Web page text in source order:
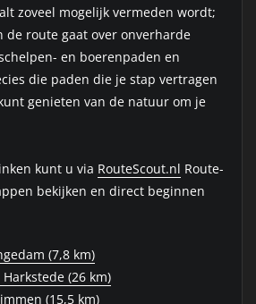
zoveel mogelijk vermeden wordt;
de route gaat over onverharde
en boerenpaden en
die paden die je stap vertragen
genieten van de natuur om je
kunt u via RouteScout.nl Route-
bekijken en direct beginnen
(7,8 km)
(26 km)
(15,5 km)